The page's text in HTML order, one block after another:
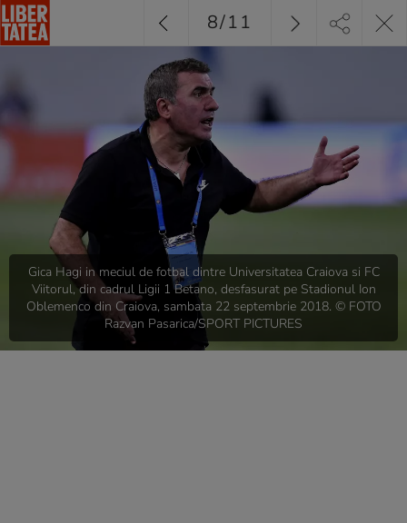
Gica Hagi in meciul de fotbal dintre Universitatea Craiova si FC
Viitorul, din cadrul Ligii 1 Betano, desfasurat pe Stadionul Ion
Oblemenco din Craiova, sambata 22 septembrie 2018. © FOTO
Razvan Pasarica/SPORT PICTURES
8/11